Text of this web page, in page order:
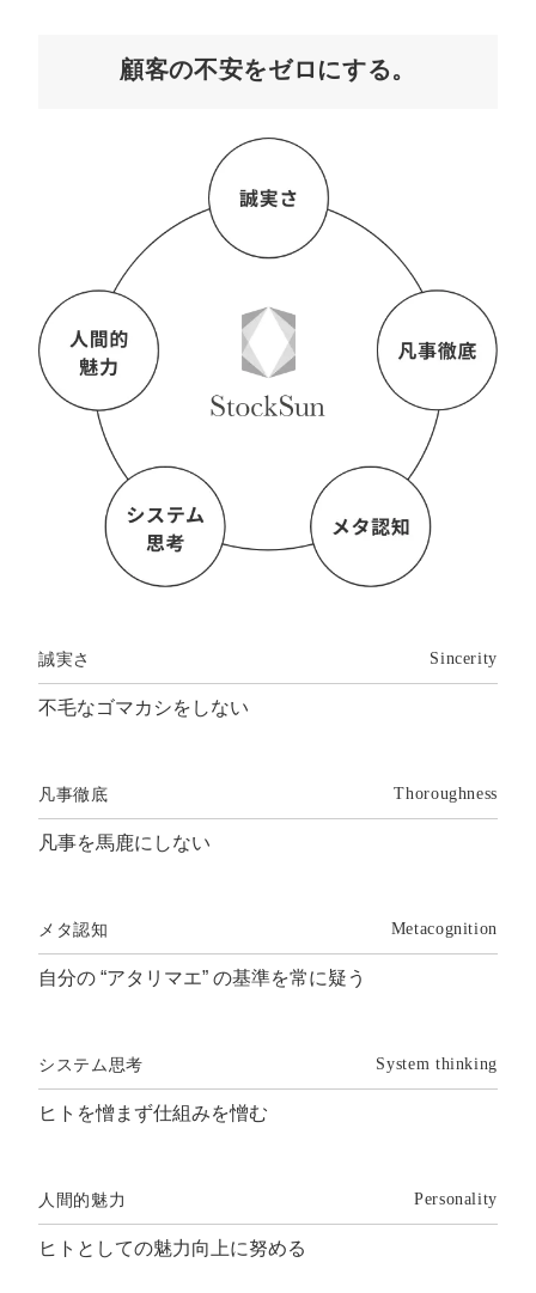
顧客の不安をゼロにする。
誠実さ Sincerity
不毛なゴマカシをしない
凡事徹底 Thoroughness
凡事を馬鹿にしない
メタ認知 Metacognition
自分の “アタリマエ” の基準を常に疑う
システム思考 System thinking
ヒトを憎まず仕組みを憎む
人間的魅力 Personality
ヒトとしての魅力向上に努める